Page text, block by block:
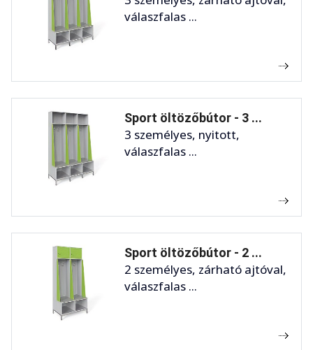
válaszfalas ...
Sport öltözőbútor - 3 ...
3 személyes, nyitott,
válaszfalas ...
Sport öltözőbútor - 2 ...
2 személyes, zárható ajtóval,
válaszfalas ...